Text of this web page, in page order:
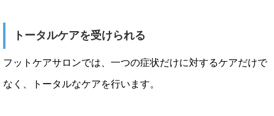
トータルケアを受けられる
フットケアサロンでは、一つの症状だけに対するケアだけで
なく、トータルなケアを行います。